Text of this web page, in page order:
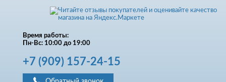
Время работы:
Пн-Вс: 10:00 до 19:00
+7 (909) 157-24-15